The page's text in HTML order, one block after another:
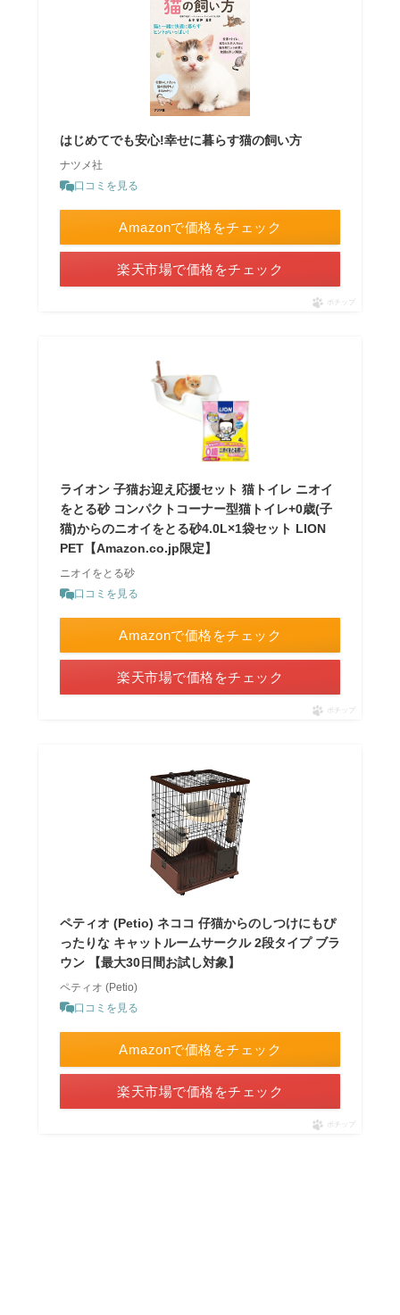
はじめてでも安心!幸せに暮らす猫の飼い方
ナツメ社
口コミを見る
Amazonで価格をチェック
楽天市場で価格をチェック
ポチップ
ライオン 子猫お迎え応援セット 猫トイレ ニオイ
をとる砂 コンパクトコーナー型猫トイレ+0歳(子
猫)からのニオイをとる砂4.0L×1袋セット LION
PET【Amazon.co.jp限定】
ニオイをとる砂
口コミを見る
Amazonで価格をチェック
楽天市場で価格をチェック
ポチップ
ペティオ (Petio) ネココ 仔猫からのしつけにもぴ
ったりな キャットルームサークル 2段タイプ ブラ
ウン 【最大30日間お試し対象】
ペティオ (Petio)
口コミを見る
Amazonで価格をチェック
楽天市場で価格をチェック
ポチップ